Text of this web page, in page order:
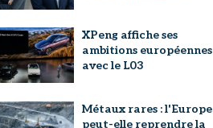
XPeng affiche ses
ambitions européennes
avec le L03
Métaux rares : l'Europe
peut-elle reprendre la